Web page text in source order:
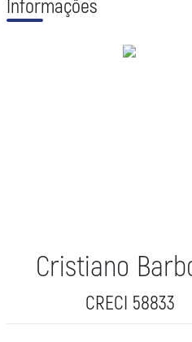
Informações
Cristiano
CRECI 58833